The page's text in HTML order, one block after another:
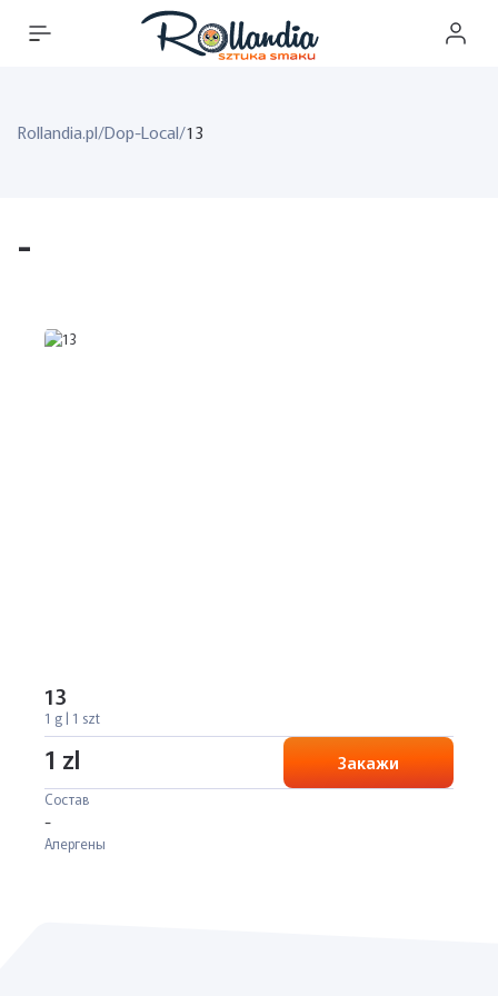
Rollandia.pl/Dop-Local/13
-
13
1 g | 1 szt
1 zl Закажи
Состав
-
Алергены